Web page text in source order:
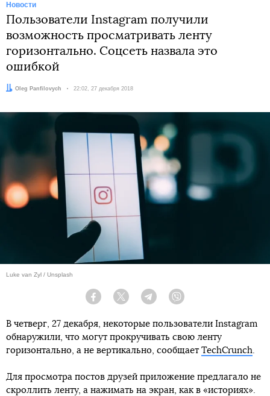
Новости
Пользователи Instagram получили
возможность просматривать ленту
горизонтально. Соцсеть назвала это
ошибкой
Автор:
Oleg Panfilovych Дата:
22:02, 27 декабря 2018
Luke van Zyl / Unsplash
Facebook Twitter Telegram
В четверг, 27 декабря, некоторые пользователи Instagram
обнаружили, что могут прокручивать свою ленту
горизонтально, а не вертикально, сообщает TechCrunch.
Для просмотра постов друзей приложение предлагало не
скроллить ленту, а нажимать на экран, как в «историях».